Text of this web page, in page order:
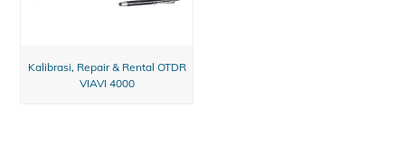
Kalibrasi, Repair & Rental OTDR
VIAVI 4000